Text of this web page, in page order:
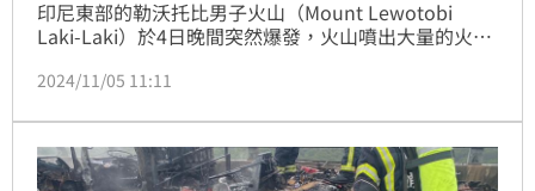
印尼東部的勒沃托比男子火山（Mount Lewotobi
Laki-Laki）於4日晚間突然爆發，火山噴出大量的火球
蓋，部分木製房屋甚至起火，地面佈滿熔岩飛濺造成的
隨即將警戒級別提升至最高，並要求火山口7公里（4.3
英里）內的區域的居民和遊客盡速撤離。
2024/11/05 11:11